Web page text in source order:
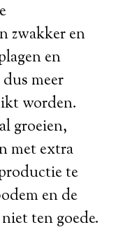
zwakker en
en
meer
worden.
groeien,
met extra
te
en de
ten goede.